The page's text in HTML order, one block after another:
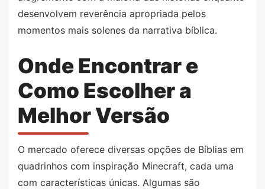
desenvolvem reverência apropriada pelos
momentos mais solenes da narrativa bíblica.
Onde Encontrar e
Como Escolher a
Melhor Versão
O mercado oferece diversas opções de Bíblias em
quadrinhos com inspiração Minecraft, cada uma
com características únicas. Algumas são